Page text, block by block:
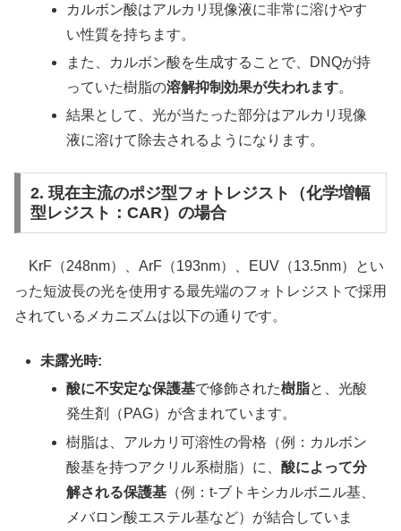
カルボン酸はアルカリ現像液に非常に溶けやす
い性質を持ちます。
また、カルボン酸を生成することで、DNQが持
っていた樹脂の溶解抑制効果が失われます。
結果として、光が当たった部分はアルカリ現像
液に溶けて除去されるようになります。
2. 現在主流のポジ型フォトレジスト（化学増幅
型レジスト：CAR）の場合
KrF（248nm）、ArF（193nm）、EUV（13.5nm）とい
った短波長の光を使用する最先端のフォトレジストで採用
されているメカニズムは以下の通りです。
未露光時:
酸に不安定な保護基で修飾された樹脂と、光酸
発生剤（PAG）が含まれています。
樹脂は、アルカリ可溶性の骨格（例：カルボン
酸基を持つアクリル系樹脂）に、酸によって分
解される保護基 （例：t-ブトキシカルボニル基、
メバロン酸エステル基など）が結合していま